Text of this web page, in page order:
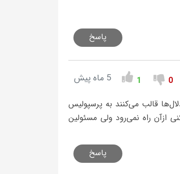
پاسخ
0
1 5 ماه پیش
قالب‌ می‌کنند به‌ پرسپولیس
ازآن راه نمی‌رود ولی مسئولین
پاسخ